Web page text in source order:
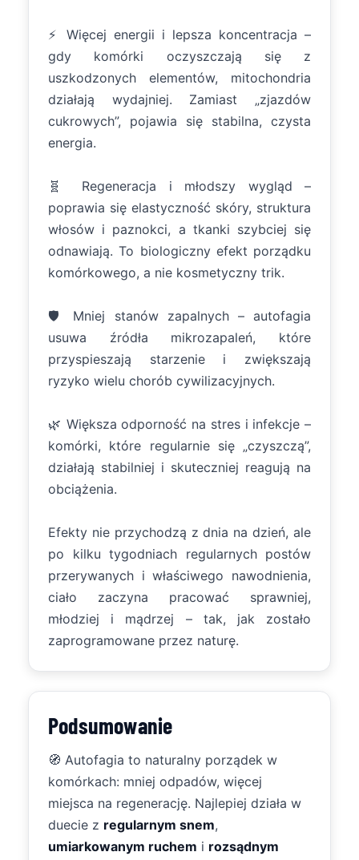
⚡ Więcej energii i lepsza koncentracja –
gdy komórki oczyszczają się z
uszkodzonych elementów, mitochondria
działają wydajniej. Zamiast „zjazdów
cukrowych”, pojawia się stabilna, czysta
energia.
🧬 Regeneracja i młodszy wygląd –
poprawia się elastyczność skóry, struktura
włosów i paznokci, a tkanki szybciej się
odnawiają. To biologiczny efekt porządku
komórkowego, a nie kosmetyczny trik.
🛡️ Mniej stanów zapalnych – autofagia
usuwa źródła mikrozapaleń, które
przyspieszają starzenie i zwiększają
ryzyko wielu chorób cywilizacyjnych.
🌿 Większa odporność na stres i infekcje –
komórki, które regularnie się „czyszczą”,
działają stabilniej i skuteczniej reagują na
obciążenia.
Efekty nie przychodzą z dnia na dzień, ale
po kilku tygodniach regularnych postów
przerywanych i właściwego nawodnienia,
ciało zaczyna pracować sprawniej,
młodziej i mądrzej – tak, jak zostało
zaprogramowane przez naturę.
Podsumowanie
🧭 Autofagia to naturalny porządek w
komórkach: mniej odpadów, więcej
miejsca na regenerację. Najlepiej działa w
duecie z regularnym snem,
umiarkowanym ruchem i rozsądnym